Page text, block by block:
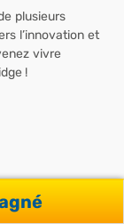
plusieurs
l’innovation et
vivre
!
de suite à
tradition